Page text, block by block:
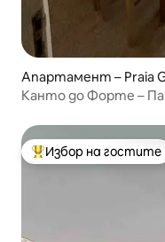
Апартамент – Praia
Канто до Форте –
Най-популярен
Избор на гостите